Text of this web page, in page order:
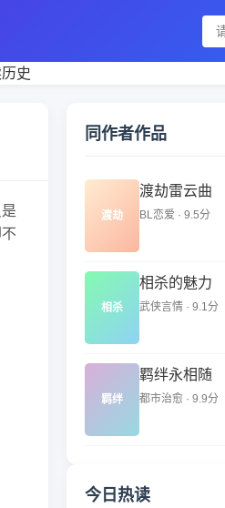
史
今日热读
同作者作品
渡劫
渡劫雷云曲
BL恋爱 · 9.5分
相杀
相杀的魅力
武侠言情 · 9.1分
羁绊
羁绊永相随
都市治愈 · 9.9分